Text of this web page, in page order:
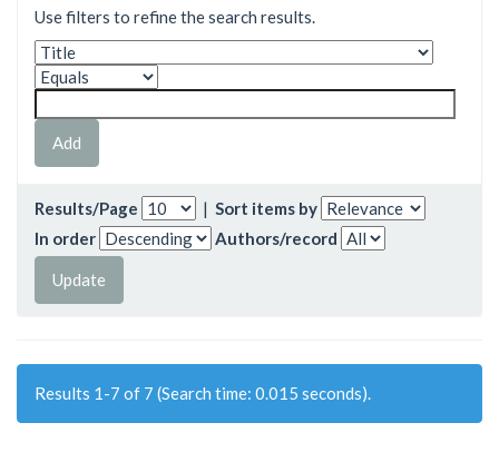
Use filters to refine the search results.
Results/Page | Sort items by
In order
Authors/record
Results 1-7 of 7 (Search time: 0.015 seconds).